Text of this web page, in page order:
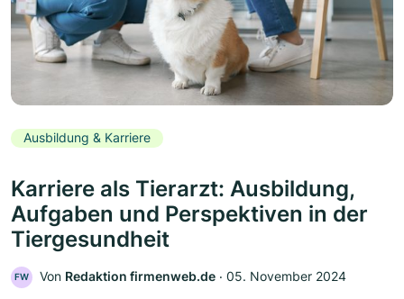
Ausbildung & Karriere
Karriere als Tierarzt: Ausbildung,
Aufgaben und Perspektiven in der
Tiergesundheit
FW Von Redaktion firmenweb.de ‧ 05. November 2024